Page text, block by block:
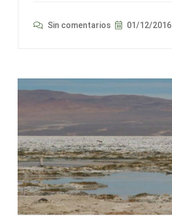
Sin comentarios 01/12/2016